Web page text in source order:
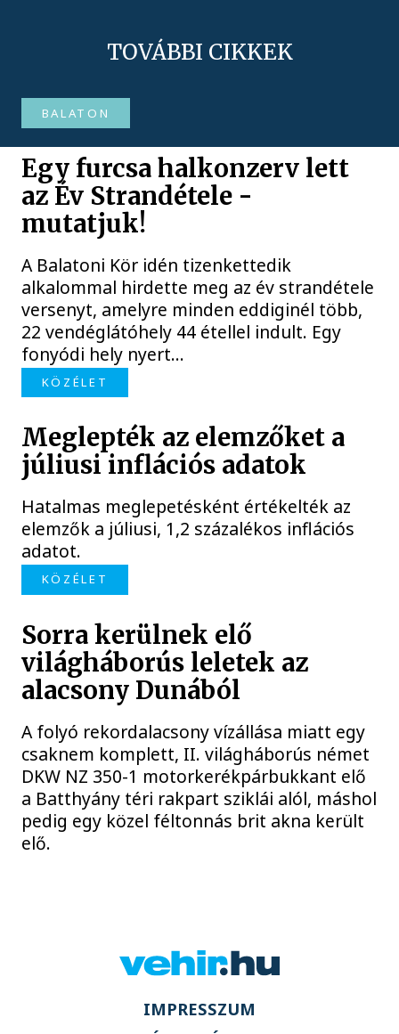
TOVÁBBI CIKKEK
BALATON
Egy furcsa halkonzerv lett
az Év Strandétele -
mutatjuk!
A Balatoni Kör idén tizenkettedik
alkalommal hirdette meg az év strandétele
versenyt, amelyre minden eddiginél több,
22 vendéglátóhely 44 étellel indult. Egy
fonyódi hely nyert...
KÖZÉLET
Meglepték az elemzőket a
júliusi inflációs adatok
Hatalmas meglepetésként értékelték az
elemzők a júliusi, 1,2 százalékos inflációs
adatot.
KÖZÉLET
Sorra kerülnek elő
világháborús leletek az
alacsony Dunából
A folyó rekordalacsony vízállása miatt egy
csaknem komplett, II. világháborús német
DKW NZ 350-1 motorkerékpárbukkant elő
a Batthyány téri rakpart sziklái alól, máshol
pedig egy közel féltonnás brit akna került
elő.
IMPRESSZUM